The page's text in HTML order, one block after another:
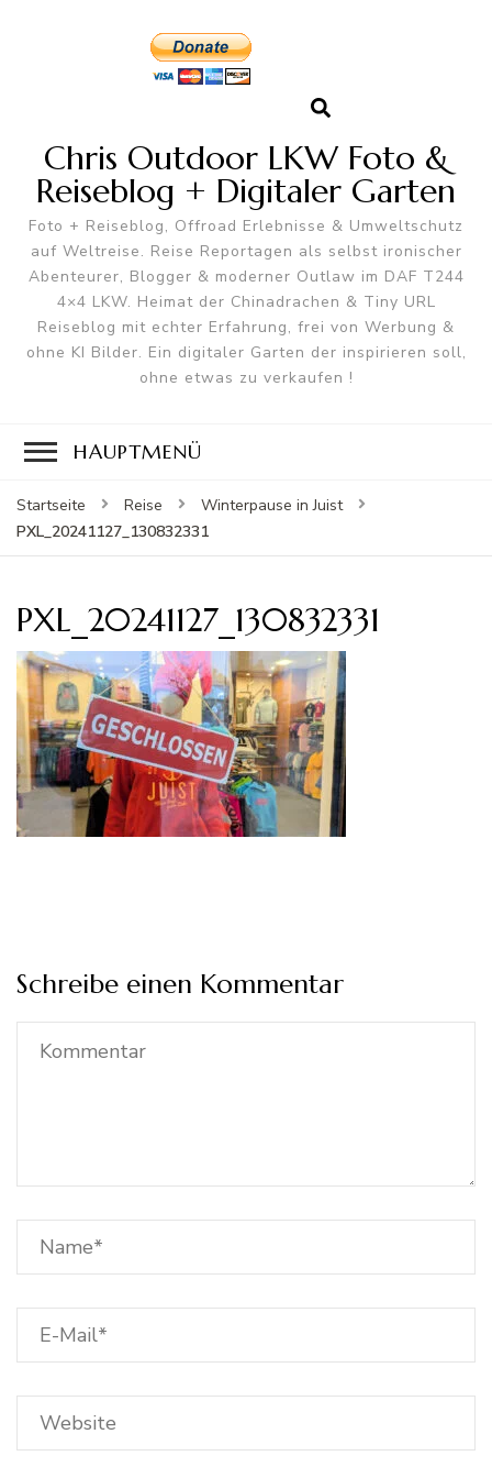
Chris Outdoor LKW Foto &
Reiseblog + Digitaler Garten
Foto + Reiseblog, Offroad Erlebnisse & Umweltschutz
auf Weltreise. Reise Reportagen als selbst ironischer
Abenteurer, Blogger & moderner Outlaw im DAF T244
4×4 LKW. Heimat der Chinadrachen & Tiny URL
Reiseblog mit echter Erfahrung, frei von Werbung &
ohne KI Bilder. Ein digitaler Garten der inspirieren soll,
ohne etwas zu verkaufen !
HAUPTMENÜ
Startseite Reise
Winterpause in Juist
PXL_20241127_130832331
PXL_20241127_130832331
Schreibe einen Kommentar